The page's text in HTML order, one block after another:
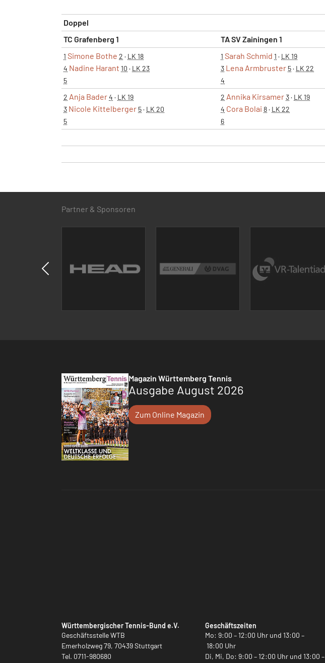
Doppel
TC Grafenberg 1
TA SV Zainingen 1
1 Simone Bothe 2 · LK 18
4 Nadine Harant 10 · LK 23
5
1 Sarah Schmid 1 · LK 19
3 Lena Armbruster 5· LK 22
4
2 Anja Bader4 · LK 19
3 Nicole Kittelberger 5· LK 20
5
2 Annika Kirsamer3· LK 19
4 Cora Bolai 8· LK 22
6
Partner & Sponsoren
Magazin Württemberg Tennis
Ausgabe August 2026
Zum Online Magazin
Württembergischer Tennis-Bund e.V.
Geschäftsstelle WTB
Emerholzweg 79, 70439 Stuttgart
Tel. 0711-980680
Geschäftszeiten
Mo: 9:00 – 12:00 Uhr und 13:00 –
18:00 Uhr
Di, Mi, Do: 9:00 – 12:00 Uhr und 13:00 –